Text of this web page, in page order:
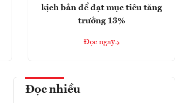
kịch bản để đạt mục tiêu tăng
trưởng 13%
Đọc ngay
Đọc nhiều